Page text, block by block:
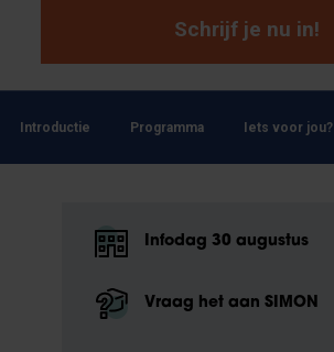
Schrijf je nu in!
Introductie Programma Iets voor jou?
Infodag 30 augustus
Vraag het aan SIMON